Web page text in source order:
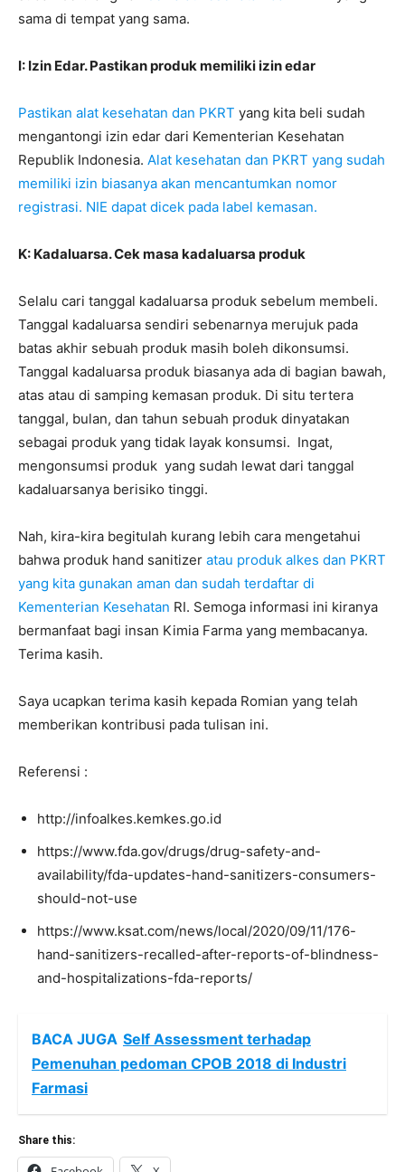
sama di tempat yang sama.
I: Izin Edar. Pastikan produk memiliki izin edar
Pastikan alat kesehatan dan PKRT yang kita beli sudah
mengantongi izin edar dari Kementerian Kesehatan
Republik Indonesia. Alat kesehatan dan PKRT yang sudah
memiliki izin biasanya akan mencantumkan nomor
registrasi. NIE dapat dicek pada label kemasan.
K: Kadaluarsa. Cek masa kadaluarsa produk
Selalu cari tanggal kadaluarsa produk sebelum membeli.
Tanggal kadaluarsa sendiri sebenarnya merujuk pada
batas akhir sebuah produk masih boleh dikonsumsi.
Tanggal kadaluarsa produk biasanya ada di bagian bawah,
atas atau di samping kemasan produk. Di situ tertera
tanggal, bulan, dan tahun sebuah produk dinyatakan
sebagai produk yang tidak layak konsumsi. Ingat,
mengonsumsi produk yang sudah lewat dari tanggal
kadaluarsanya berisiko tinggi.
Nah, kira-kira begitulah kurang lebih cara mengetahui
bahwa produk hand sanitizer atau produk alkes dan PKRT
yang kita gunakan aman dan sudah terdaftar di
Kementerian Kesehatan RI. Semoga informasi ini kiranya
bermanfaat bagi insan Kimia Farma yang membacanya.
Terima kasih.
Saya ucapkan terima kasih kepada Romian yang telah
memberikan kontribusi pada tulisan ini.
Referensi :
http://infoalkes.kemkes.go.id
https://www.fda.gov/drugs/drug-safety-and-
availability/fda-updates-hand-sanitizers-consumers-
should-not-use
https://www.ksat.com/news/local/2020/09/11/176-
hand-sanitizers-recalled-after-reports-of-blindness-
and-hospitalizations-fda-reports/
BACA JUGA Self Assessment terhadap
Pemenuhan pedoman CPOB 2018 di Industri
Farmasi
Share this: